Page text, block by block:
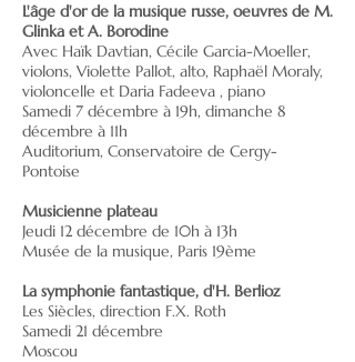
L'âge d'or de la musique russe, oeuvres de M.
Glinka et A. Borodine
Avec Haïk Davtian, Cécile Garcia-Moeller,
violons, Violette Pallot, alto, Raphaël Moraly,
violoncelle et Daria Fadeeva , piano
Samedi 7 décembre à 19h, dimanche 8
décembre à 11h
Auditorium, Conservatoire de Cergy-
Pontoise
Musicienne plateau
Jeudi 12 décembre de 10h à 13h
Musée de la musique, Paris 19ème
La symphonie fantastique, d'H. Berlioz
Les Siècles, direction F.X. Roth
Samedi 21 décembre
Moscou